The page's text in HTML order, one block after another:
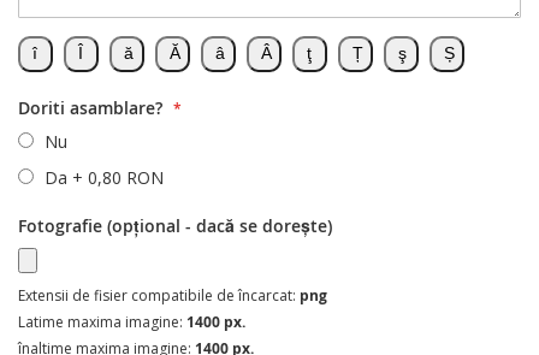
Doriti asamblare?
Nu
Da + 0,80 RON
Fotografie (opțional - dacă se dorește)
Extensii de fisier compatibile de încarcat: png
Latime maxima imagine: 1400 px.
înaltime maxima imagine: 1400 px.